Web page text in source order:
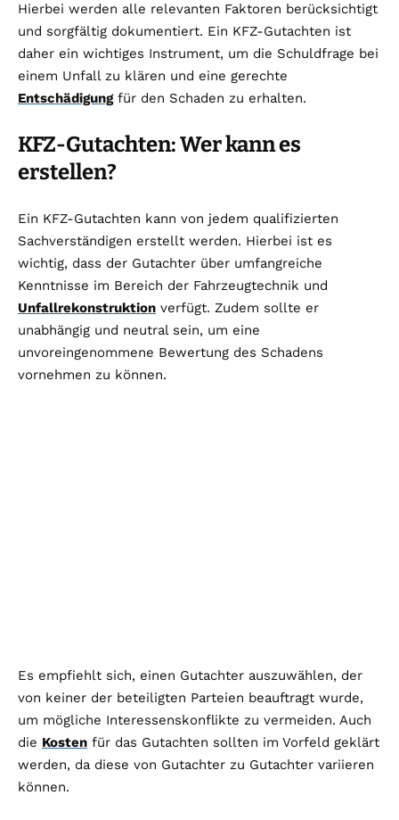
Hierbei werden alle relevanten Faktoren berücksichtigt
und sorgfältig dokumentiert. Ein KFZ-Gutachten ist
daher ein wichtiges Instrument, um die Schuldfrage bei
einem Unfall zu klären und eine gerechte
Entschädigungfür den Schaden zu erhalten.
KFZ-Gutachten: Wer kann es
erstellen?
Ein KFZ-Gutachten kann von jedem qualifizierten
Sachverständigen erstellt werden. Hierbei ist es
wichtig, dass der Gutachter über umfangreiche
Kenntnisse im Bereich der Fahrzeugtechnik und
Unfallrekonstruktion verfügt. Zudem sollte er
unabhängig und neutral sein, um eine
unvoreingenommene Bewertung des Schadens
vornehmen zu können.
Es empfiehlt sich, einen Gutachter auszuwählen, der
von keiner der beteiligten Parteien beauftragt wurde,
um mögliche Interessenskonflikte zu vermeiden. Auch
die Kosten für das Gutachten sollten im Vorfeld geklärt
werden, da diese von Gutachter zu Gutachter variieren
können.